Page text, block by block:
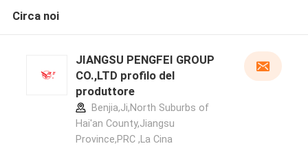
Circa noi
JIANGSU PENGFEI GROUP
CO.,LTD profilo del
produttore
Benjia,Ji,North Suburbs of
Hai'an County,Jiangsu
Province,PRC ,La Cina